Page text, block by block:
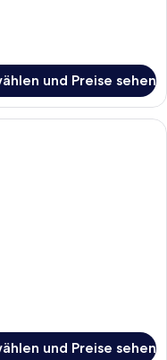
und Preise sehen
mit Bett, Lampe,
und Preise sehen